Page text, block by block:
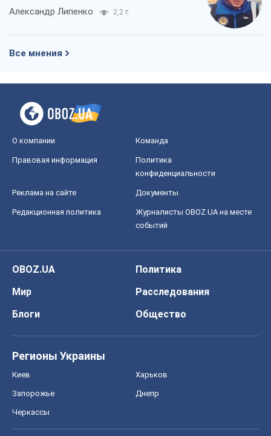
Александр Липенко 2,2 т.
Все мнения
О компании Команда
Правовая информация
Политика
конфиденциальности
Реклама на сайте Документы
Редакционная политика
Журналисты OBOZ.UA на месте
событий
OBOZ.UA
Политика
Мир
Расследования
Блоги
Общество
Регионы Украины
Киев Харьков
Запорожье Днепр
Черкассы